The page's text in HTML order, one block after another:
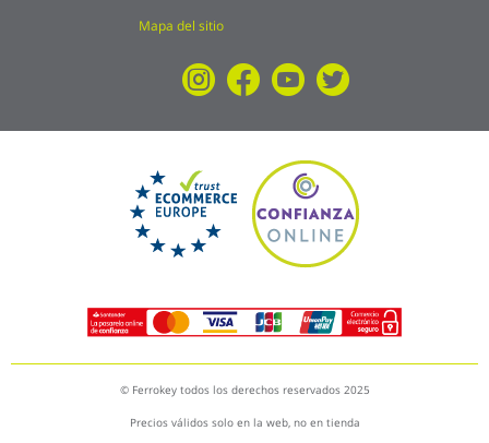
Mapa del sitio
© Ferrokey todos los derechos reservados 2025
Precios válidos solo en la web, no en tienda